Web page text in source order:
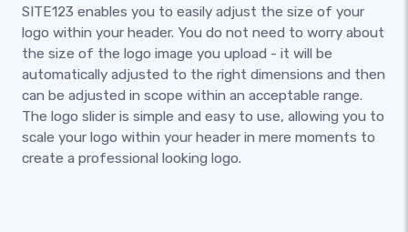
SITE123 enables you to easily adjust the size of your
logo within your header. You do not need to worry about
the size of the logo image you upload - it will be
automatically adjusted to the right dimensions and then
can be adjusted in scope within an acceptable range.
The logo slider is simple and easy to use, allowing you to
scale your logo within your header in mere moments to
create a professional looking logo.